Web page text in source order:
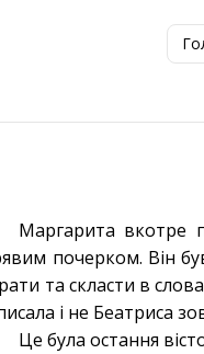
Маргарита вкотре
почерком. Він
та скласти в
і не Беатриса
Це була остання